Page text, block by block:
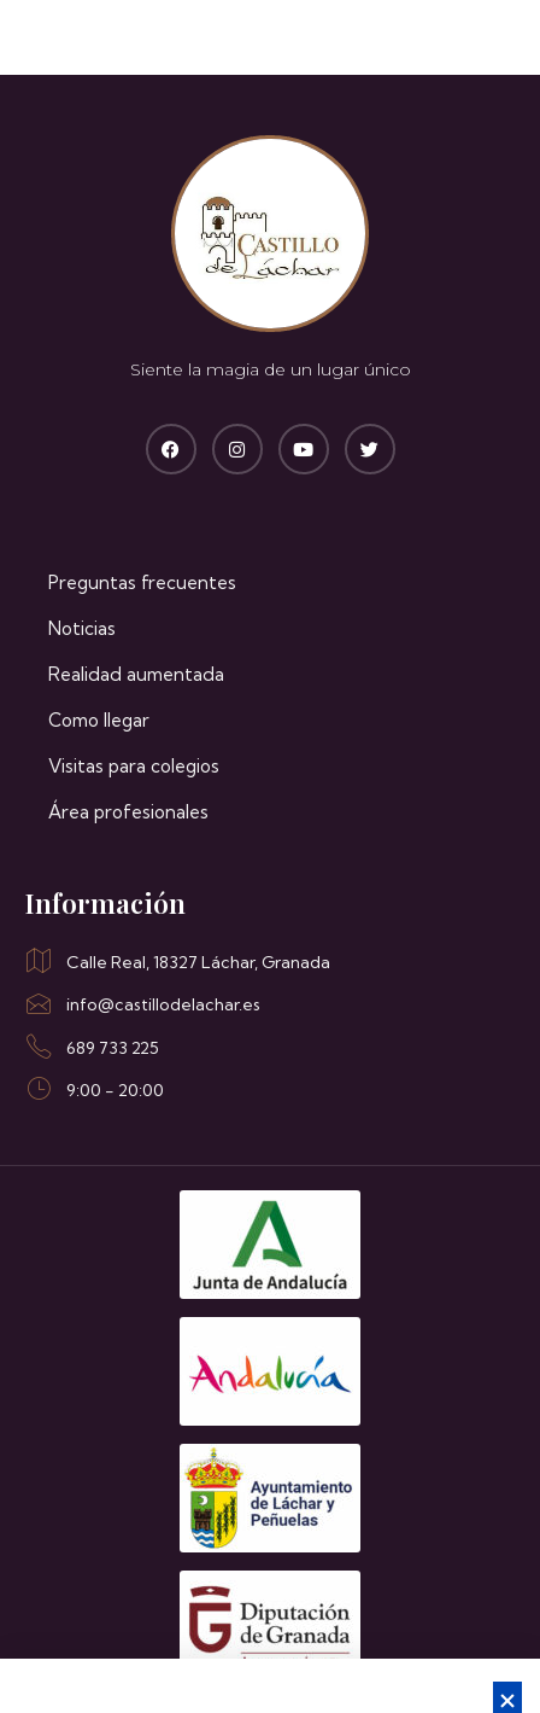
Siente la magia de un lugar único
Preguntas frecuentes
Noticias
Realidad aumentada
Como llegar
Visitas para colegios
Área profesionales
Información
Calle Real, 18327 Láchar, Granada
info@castillodelachar.es
689 733 225
9:00 - 20:00